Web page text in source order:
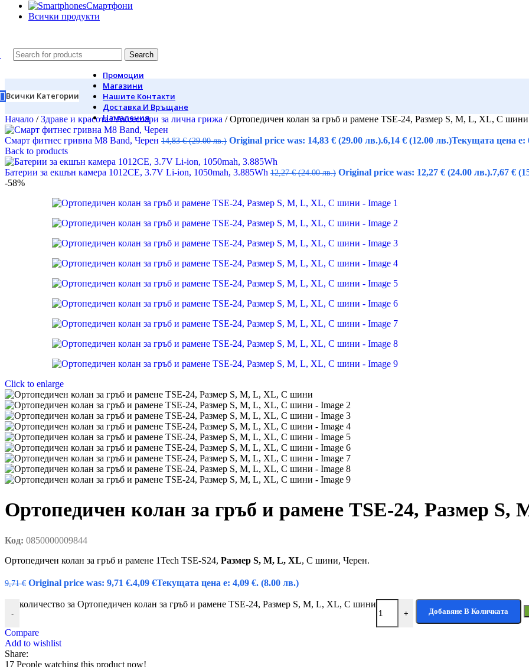
Смартфони
Всички продукти
Search
Всички Категории
Промоции
Магазини
Нашите Контакти
Доставка И Връщане
Намаления
Начало / Здраве и красота/ Аксесоари за лична грижа / Ортопедичен колан за гръб и рамене TSE-24, Размер S, M, L, XL, С шини
Смарт фитнес гривна M8 Band, Черен 14,83€ (29.00 лв.) Original price was: 14,83 € (29.00 лв.).6,14 € (12.00 лв.)Текущата цена е:
Back to products
Батерии за екшън камера 1012CE, 3.7V Li-ion, 1050mah, 3.885Wh 12,27€ (24.00 лв.) Original price was: 12,27 € (24.00 лв.).7,67 €
-58%
Click to enlarge
Ортопедичен колан за гръб и рамене TSE-24, Размер
Код: 0850000009844
Ортопедичен колан за гръб и рамене 1Tech TSE-S24, Размер S, M, L, XL, С шини, Черен.
9,71€ Original price was: 9,71 €.4,09 €Текущата цена е: 4,09 €. (8.00 лв.)
-
количество за Ортопедичен колан за гръб и рамене TSE-24, Размер S, M, L, XL, С шини
+ Добавяне В Количката
Compare
Add to wishlist
Share:
17 People watching this product now!